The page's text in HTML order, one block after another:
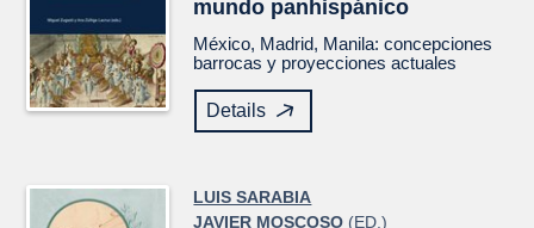
mundo panhispánico
México, Madrid, Manila: concepciones
barrocas y proyecciones actuales
Details
LUIS SARABIA
JAVIER MOSCOSO (ED.)